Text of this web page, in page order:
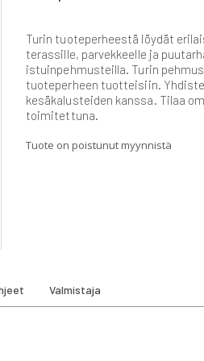
Turin tuoteperheestä löydät
terassille, parvekkeelle ja
istuinpehmusteilla. Turin
tuoteperheen tuotteisiin.
kesäkalusteiden kanssa. Tilaa
toimitettuna.
Tuote on poistunut myynnistä
Valmistaja